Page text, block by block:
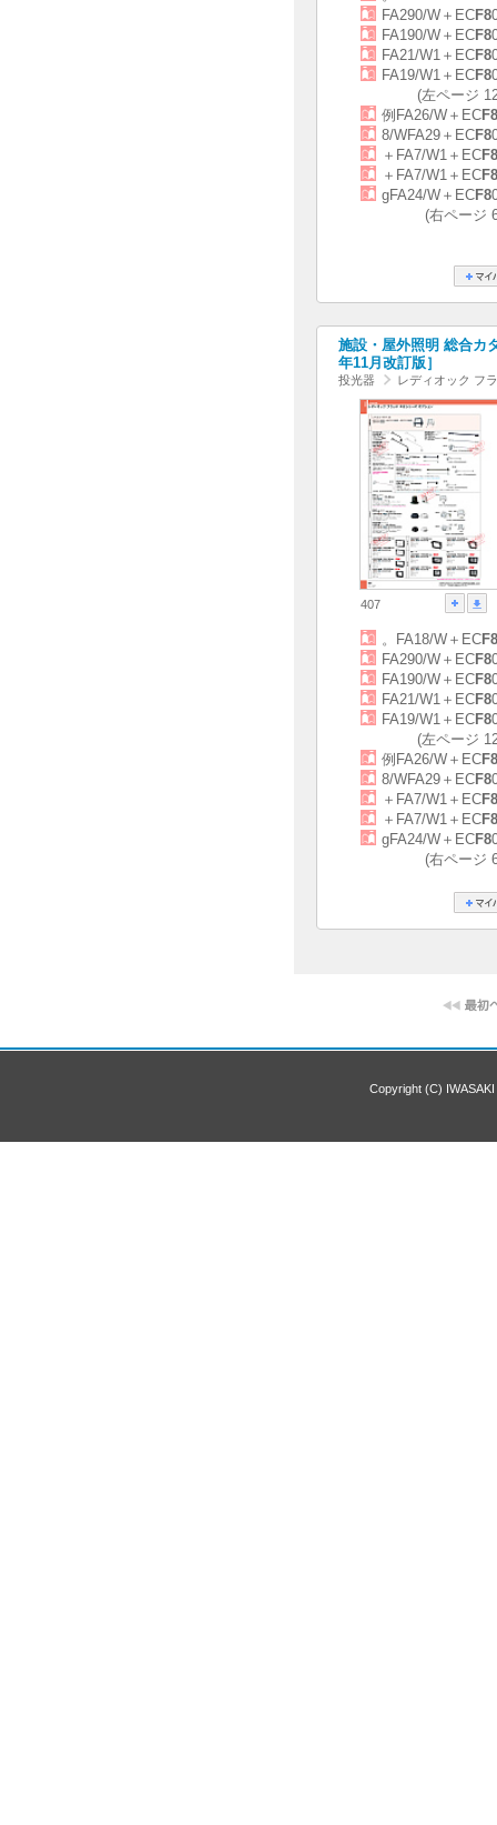
FA290/W＋ECF8
FA190/W＋ECF8
FA21/W1＋ECF8
FA19/W1＋ECF8
(左ページ
例FA26/W＋ECF8
8/WFA29＋ECF8
＋FA7/W1＋ECF8
＋FA7/W1＋ECF8
gFA24/W＋ECF8
(右ページ
施設・屋外照明 総合カ
年11月改訂版］
投光器 レディオック フ
407
。FA18/W＋ECF8
FA290/W＋ECF8
FA190/W＋ECF8
FA21/W1＋ECF8
FA19/W1＋ECF8
(左ページ
例FA26/W＋ECF8
8/WFA29＋ECF8
＋FA7/W1＋ECF8
＋FA7/W1＋ECF8
gFA24/W＋ECF8
(右ページ
Copyright (C)